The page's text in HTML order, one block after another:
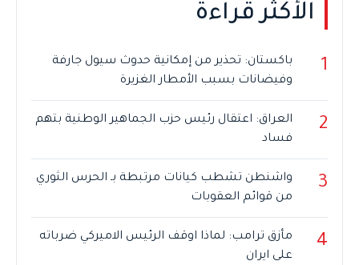
الأكثر قراءة
1
باكستان: تحذير من إمكانية حدوث سيول جارفة
وفيضانات بسبب الأمطار الغزيرة
2
العراق: اعتقال رئيس حزب الجماهير الوطنية بتهم
فساد
3
واشنطن تشطب كيانات مرتبطة بـ الحرس الثوري
من قوائم العقوبات
4
مأزق ترامب: لماذا اوقف الرئيس الاميركي ضرباته
على ايران